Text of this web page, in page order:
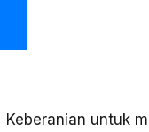
Keberanian untuk